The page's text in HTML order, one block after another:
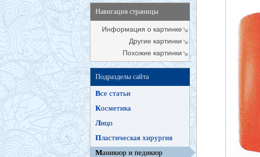
Навигация страницы
Информация о картинке
Другие картинки
Похожие картинки
Подразделы сайта
Все статьи
Косметика
Лицо
Пластическая хирургия
Маникюр и педикюр